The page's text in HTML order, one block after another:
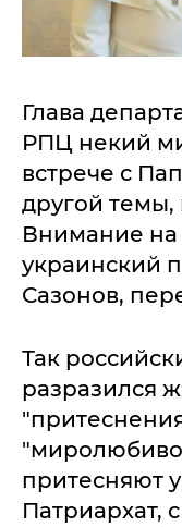
Глава
РПЦ некий
встрече с
другой темы,
Внимание на
украинский
Сазонов,
Так
разразился
притесняют
Патриархат,